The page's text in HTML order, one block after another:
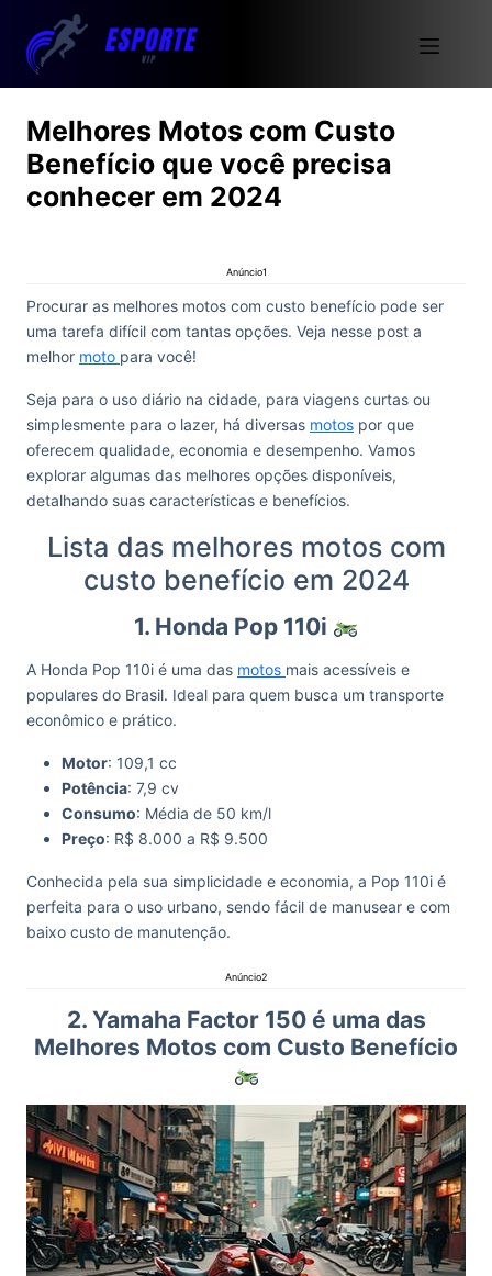
Melhores Motos com Custo
Benefício que você precisa
conhecer em 2024
Anúncio1
Procurar as melhores motos com custo benefício pode ser
uma tarefa difícil com tantas opções. Veja nesse post a
melhor moto para você!
Seja para o uso diário na cidade, para viagens curtas ou
simplesmente para o lazer, há diversas motos por que
oferecem qualidade, economia e desempenho. Vamos
explorar algumas das melhores opções disponíveis,
detalhando suas características e benefícios.
Lista das melhores motos com
custo benefício em 2024
1. Honda Pop 110i
A Honda Pop 110i é uma das motos mais acessíveis e
populares do Brasil. Ideal para quem busca um transporte
econômico e prático.
Motor: 109,1 cc
Potência: 7,9 cv
Consumo: Média de 50 km/l
Preço: R$ 8.000 a R$ 9.500
Conhecida pela sua simplicidade e economia, a Pop 110i é
perfeita para o uso urbano, sendo fácil de manusear e com
baixo custo de manutenção.
Anúncio2
2. Yamaha Factor 150 é uma das
Melhores Motos com Custo Benefício